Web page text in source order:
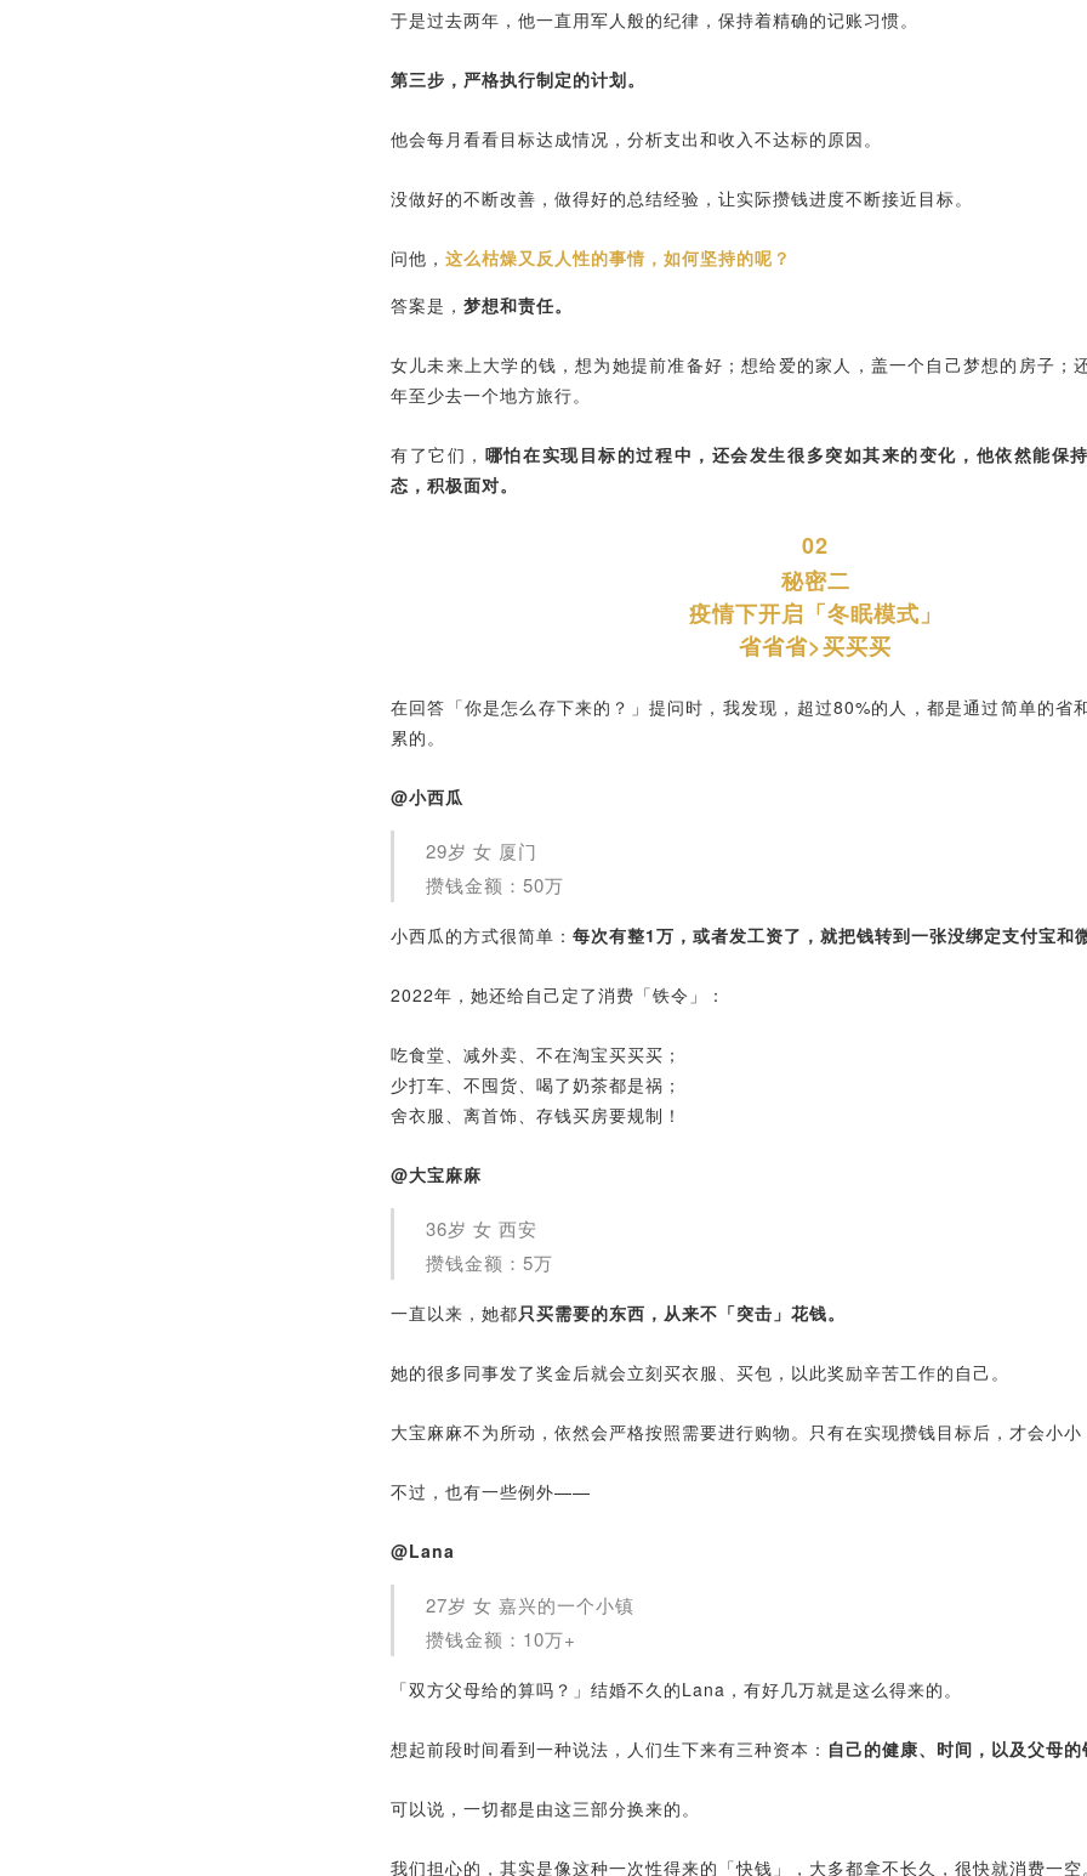
于是过去两年，他一直用军人般的纪律，保持着精确的记账习惯。
第三步，严格执行制定的计划。
他会每月看看目标达成情况，分析支出和收入不达标的原因。
没做好的不断改善，做得好的总结经验，让实际攒钱进度不断接近目标。
问他， 这么枯燥又反人性的事情，如何坚持的呢？
答案是， 梦想和责任。
女儿未来上大学的钱，想为她提前准备好；想给爱的家人，盖一个自己梦想的房子；
年至少去一个地方旅行。
有了它们， 哪怕在实现目标的过程中，还会发生很多突如其来的变化，他依然能保
态，积极面对。
02
秘密二
疫情下开启「冬眠模式」
省省省>买买买
在回答「你是怎么存下来的？」提问时，我发现，超过80%的人，都是通过简单的省
累的。
@小西瓜
29岁 女 厦门
攒钱金额：50万
小西瓜的方式很简单： 每次有整1万，或者发工资了，就把钱转到一张没绑定支付宝和
2022年，她还给自己定了消费「铁令」：
吃食堂、减外卖、不在淘宝买买买；
少打车、不囤货、喝了奶茶都是祸；
舍衣服、离首饰、存钱买房要规制！
@大宝麻麻
36岁 女 西安
攒钱金额：5万
一直以来，她都只买需要的东西，从来不「突击」花钱。
她的很多同事发了奖金后就会立刻买衣服、买包，以此奖励辛苦工作的自己。
大宝麻麻不为所动，依然会严格按照需要进行购物。只有在实现攒钱目标后，才会小小
不过，也有一些例外——
@Lana
27岁 女 嘉兴的一个小镇
攒钱金额：10万+
「双方父母给的算吗？」结婚不久的Lana，有好几万就是这么得来的。
想起前段时间看到一种说法，人们生下来有三种资本： 自己的健康、时间，以及父母的
可以说，一切都是由这三部分换来的。
我们担心的，其实是像这种一次性得来的「快钱」，大多都拿不长久，很快就消费一空。